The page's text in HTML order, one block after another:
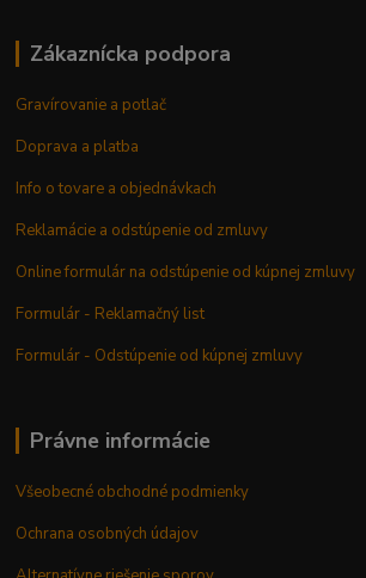
Zákaznícka podpora
Gravírovanie a potlač
Doprava a platba
Info o tovare a objednávkach
Reklamácie a odstúpenie od zmluvy
Online formulár na odstúpenie od kúpnej zmluvy
Formulár - Reklamačný list
Formulár - Odstúpenie od kúpnej zmluvy
Právne informácie
Všeobecné obchodné podmienky
Ochrana osobných údajov